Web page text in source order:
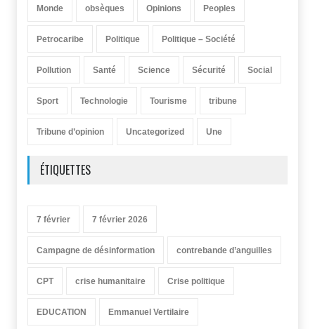
Monde obsèques Opinions Peoples
Petrocaribe Politique Politique – Société
Pollution Santé Science Sécurité Social
Sport Technologie Tourisme tribune
Tribune d’opinion Uncategorized Une
ÉTIQUETTES
7 février 7 février 2026
Campagne de désinformation contrebande d’anguilles
CPT crise humanitaire Crise politique
EDUCATION Emmanuel Vertilaire